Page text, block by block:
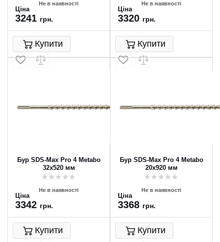
Не в наявності
Ціна
3241 грн.
Купити
Не в наявності
Ціна
3320 грн.
Купити
Бур SDS-Max Pro 4 Metabo
32x520 мм
Не в наявності
Ціна
3342 грн.
Купити
Бур SDS-Max Pro 4 Metabo
20x920 мм
Не в наявності
Ціна
3368 грн.
Купити